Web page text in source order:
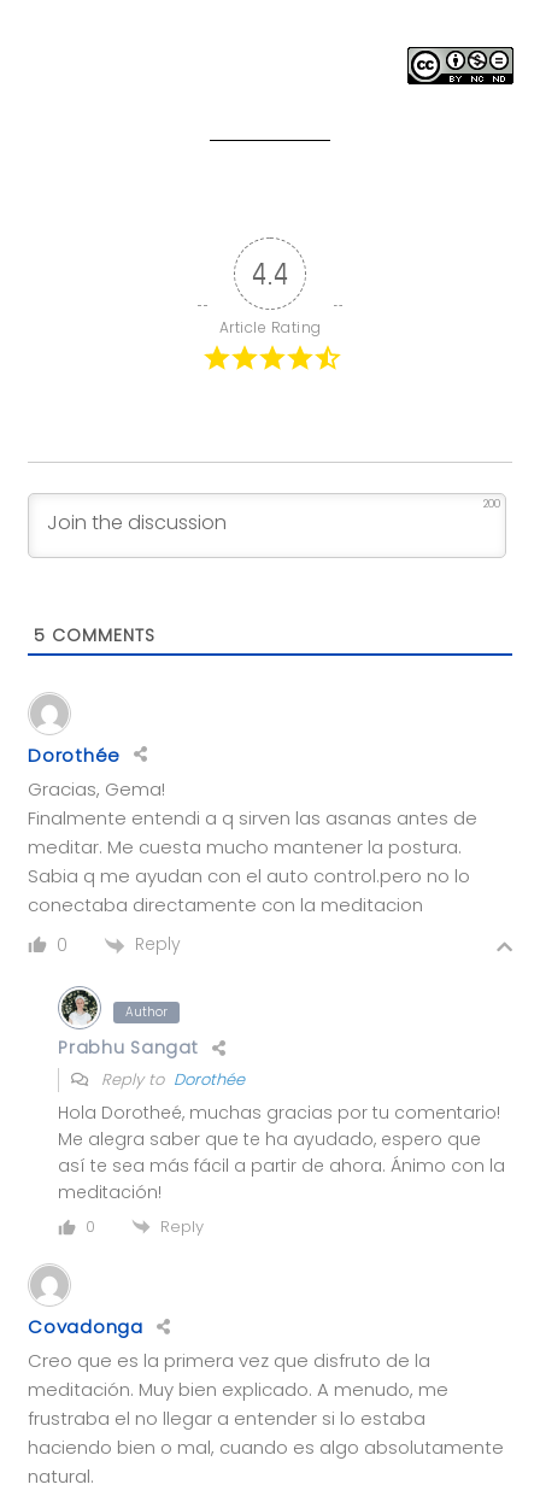
4.4
Article Rating
200
5 COMMENTS
Dorothée
Gracias, Gema!
Finalmente entendi a q sirven las asanas antes de
meditar. Me cuesta mucho mantener la postura.
Sabia q me ayudan con el auto control.pero no lo
conectaba directamente con la meditacion
0 Reply
Author
Prabhu Sangat
Reply to Dorothée
Hola Dorotheé, muchas gracias por tu comentario!
Me alegra saber que te ha ayudado, espero que
así te sea más fácil a partir de ahora. Ánimo con la
meditación!
0 Reply
Covadonga
Creo que es la primera vez que disfruto de la
meditación. Muy bien explicado. A menudo, me
frustraba el no llegar a entender si lo estaba
haciendo bien o mal, cuando es algo absolutamente
natural.